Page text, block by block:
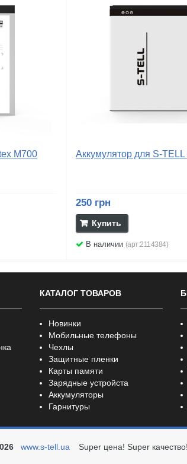
M700 Аккумулятор для S-
250 грн
Купить
В наличии (арт:2114384)
КАТАЛОГ ТОВАРОВ
Новинки
Мобильные телефоны
Чехлы
Защитные пленки
Карты памяти
Зарядные устройста
Аккумуляторы
Гарнитуры
www.s-tell.ua Super цена! Super качество!